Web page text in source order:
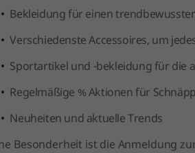
Bekleidung für einen
Verschiedenste Accessoires, um
Sportartikel und -bekleidung für die
Regelmäßige % Aktionen für
Neuheiten und aktuelle Trends
Besonderheit ist die Anmeldung